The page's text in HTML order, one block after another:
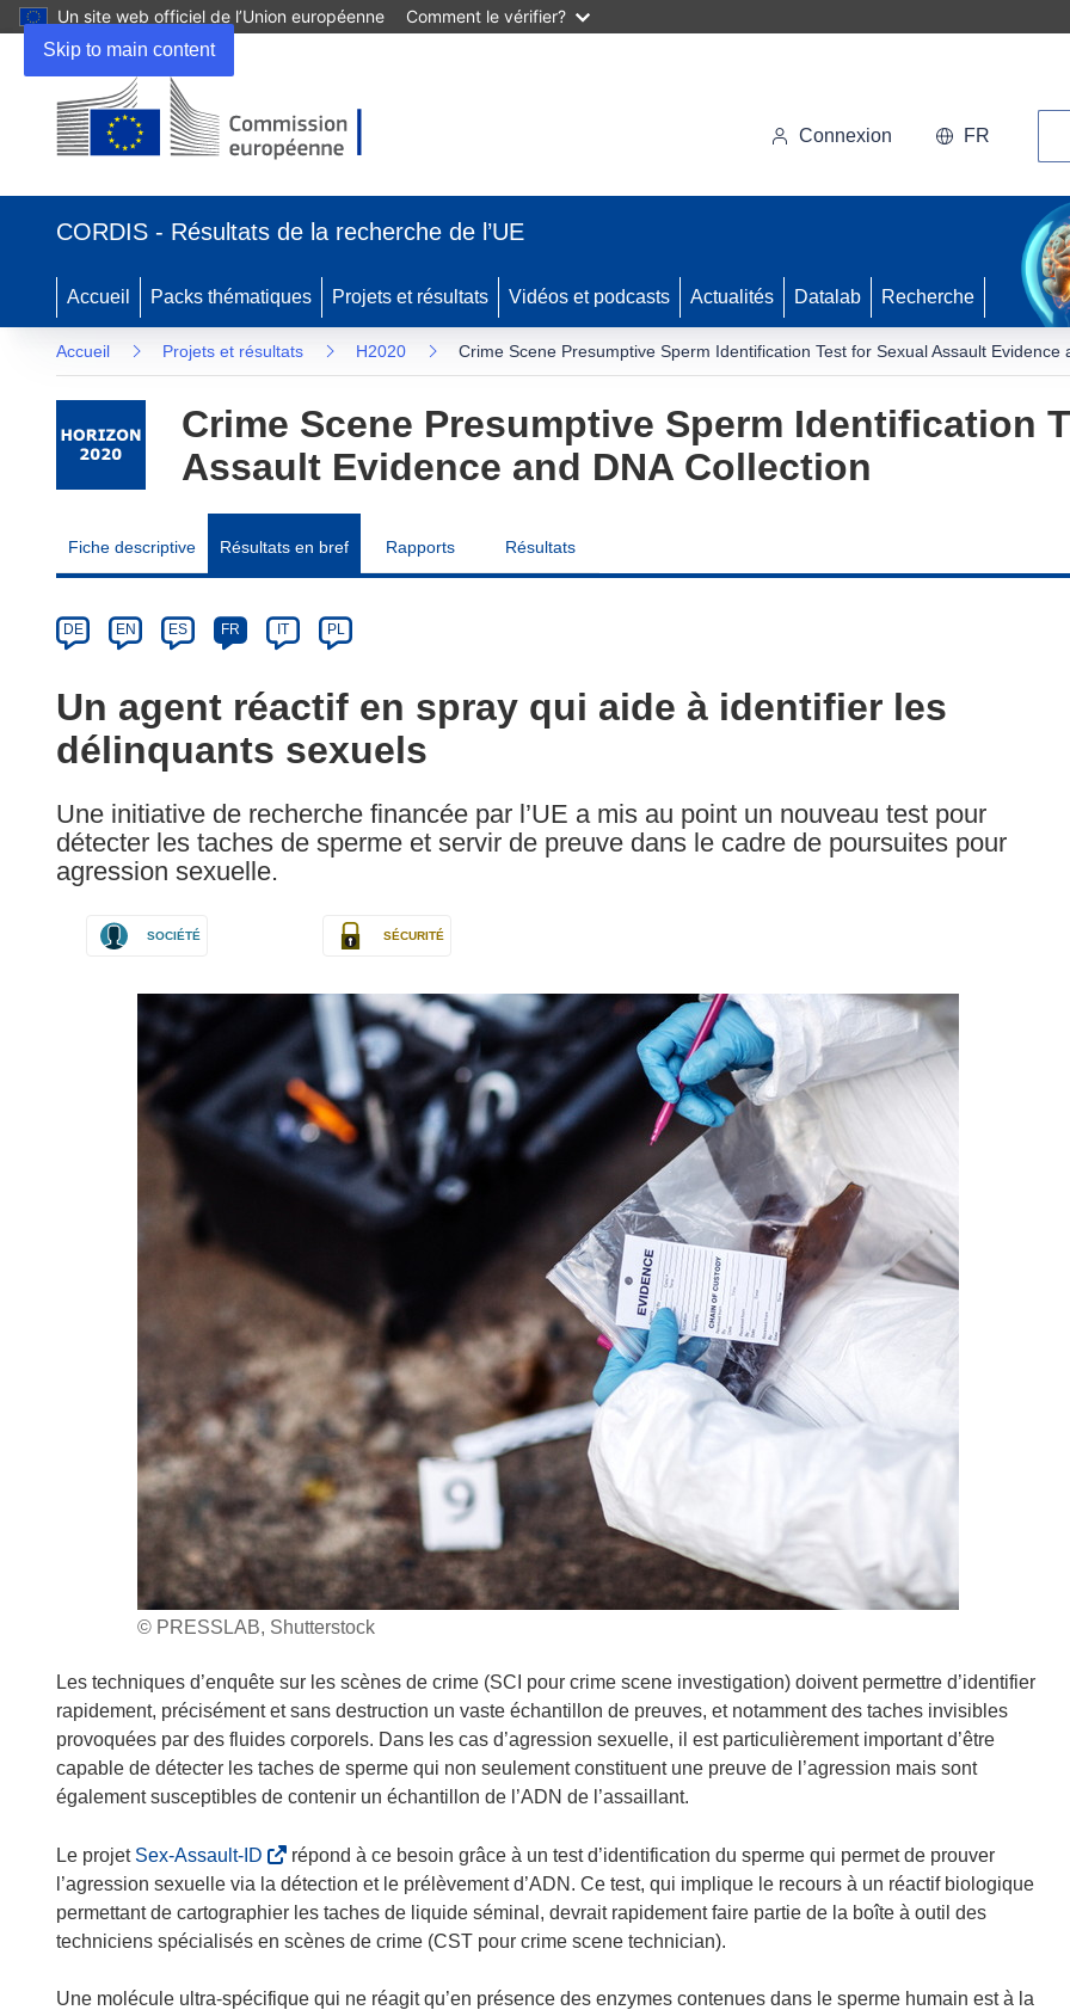
Skip to main content
Un site web officiel de l’Union européenne Comment le vérifier?
une
fenêtre)
Connexion FR
CORDIS - Résultats de la recherche de l’UE
Accueil Packs thématiques Projets et résultats Vidéos et podcasts Actualités Datalab Recherche
Accueil Projets et résultats H2020 Crime Scene Presumptive Sperm Identification Test for Sexual Assault Evidence
Crime Scene Presumptive Sperm Identification
Assault Evidence and DNA Collection
Fiche descriptive Résultats en bref Rapports Résultats
Category
Article
available
the
following
languages:
DE EN ES FR IT PL
Un agent réactif en spray qui aide à identifier les
délinquants sexuels
Une initiative de recherche financée par l’UE a mis au point un nouveau test pour
détecter les taches de sperme et servir de preuve dans le cadre de poursuites pour
agression sexuelle.
SOCIÉTÉ SÉCURITÉ
© PRESSLAB, Shutterstock
Les techniques d’enquête sur les scènes de crime (SCI pour crime scene investigation) doivent permettre d’identifier
rapidement, précisément et sans destruction un vaste échantillon de preuves, et notamment des taches invisibles
provoquées par des fluides corporels. Dans les cas d’agression sexuelle, il est particulièrement important d’être
capable de détecter les taches de sperme qui non seulement constituent une preuve de l’agression mais sont
également susceptibles de contenir un échantillon de l’ADN de l’assaillant.
Le projet Sex-Assault-ID
s
’
o
v
répond à ce besoin grâce à un test d’identification du sperme qui permet de prouver
l’agression sexuelle via la détection et le prélèvement d’ADN. Ce test, qui implique le recours à un réactif biologique
permettant de cartographier les taches de liquide séminal, devrait rapidement faire partie de la boîte à outil des
techniciens spécialisés en scènes de crime (CST pour crime scene technician).
Une molécule ultra-spécifique qui ne réagit qu’en présence des enzymes contenues dans le sperme humain est à la